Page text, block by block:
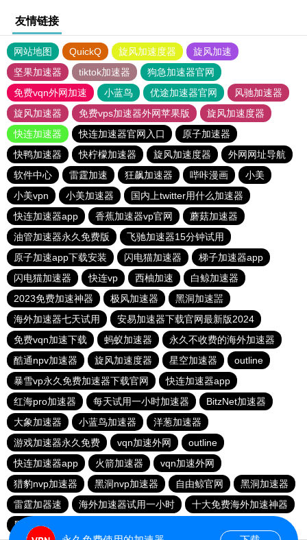
友情链接
网站地图 QuickQ 旋风加速度器
旋风加速
坚果加速器
tiktok加速器
狗急加速器官网
免费vqn外网加速
小蓝鸟 优途加速器官网
风驰加速器
旋风加速器
免费vps加速器外网苹果版
旋风加速度器
快连加速器
快连加速器官网入口
原子加速器
快鸭加速器
快柠檬加速器 旋风加速度器
外网网址导航
软件中心
雷霆加速 狂飙加速器 哔咔漫画
小美
小美vpn
小美加速器
国内上twitter用什么加速器
快连加速器app
香蕉加速器vp官网
蘑菇加速器
油管加速器永久免费版
飞驰加速器15分钟试用
原子加速app下载安装
闪电猫加速器
梯子加速器app
闪电猫加速器
快连vp 西柚加速
白鲸加速器
2023免费加速神器
极风加速器
黑洞加速噐
海外加速器七天试用
安易加速器下载官网最新版2024
免费vqn加速下载
蚂蚁加速器
永久不收费的海外加速器
酷通npv加速器
旋风加速度器 星空加速器
outline
暴雪vp永久免费加速器下载官网
快连加速器app
红海pro加速器
每天试用一小时加速器
BitzNet加速器
大象加速器
小蓝鸟加速器
洋葱加速器
游戏加速器永久免费
vqn加速外网
outline
快连加速器app
火箭加速器
vqn加速外网
猎豹nvp加速器
黑洞nvp加速器 自由鲸官网
黑洞加速器
雷霆加器速
海外加速器试用一小时
十大免费海外加速神器
黑洞加速器下载永久免费版